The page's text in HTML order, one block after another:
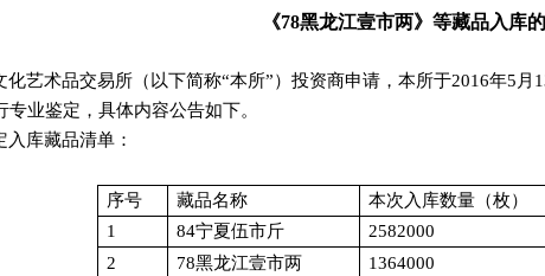
《78黑龙江壹市两》等藏品入库
化艺术品交易所（以下简称“本所”）投资商申请，本所于2016年5 月
专业鉴定，具体内容公告如下。
入库藏品清单：
序号 藏品名称 本次入库数量（枚）
1
84宁夏伍市斤 2582000
2
78黑龙江壹市两 1364000